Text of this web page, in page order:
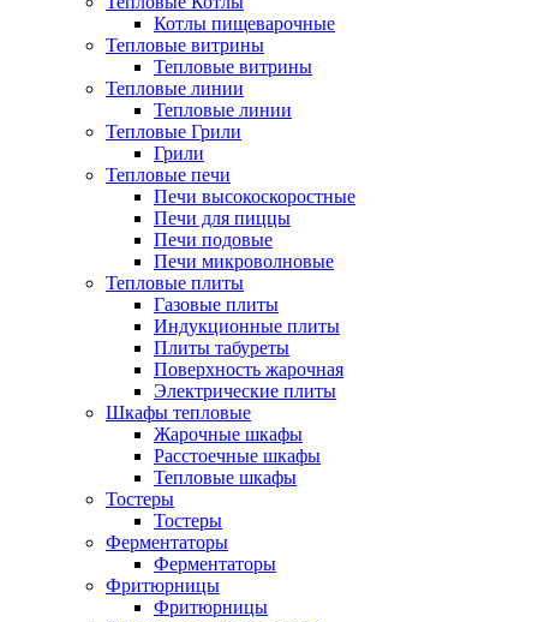
Котлы пищеварочные
Тепловые витрины
Тепловые витрины
Тепловые линии
Тепловые линии
Тепловые Грили
Грили
Тепловые печи
Печи высокоскоростные
Печи для пиццы
Печи подовые
Печи микроволновые
Тепловые плиты
Газовые плиты
Индукционные плиты
Плиты табуреты
Поверхность жарочная
Электрические плиты
Шкафы тепловые
Жарочные шкафы
Расстоечные шкафы
Тепловые шкафы
Тостеры
Тостеры
Ферментаторы
Ферментаторы
Фритюрницы
Фритюрницы